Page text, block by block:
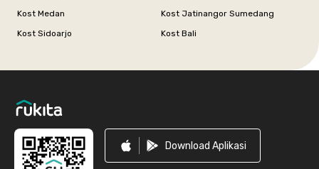
Kost Medan
Kost Jatinangor Sumedang
Kost Sidoarjo
Kost Bali
Download Aplikasi